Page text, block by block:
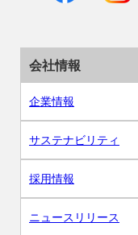
会社情報
企業情報
サステナビリティ
採用情報
ニュースリリース